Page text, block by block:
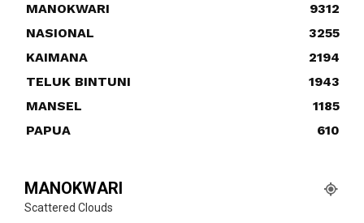
MANOKWARI
9312
NASIONAL
3255
KAIMANA
2194
TELUK BINTUNI
1943
MANSEL
1185
PAPUA
610
MANOKWARI
Scattered Clouds